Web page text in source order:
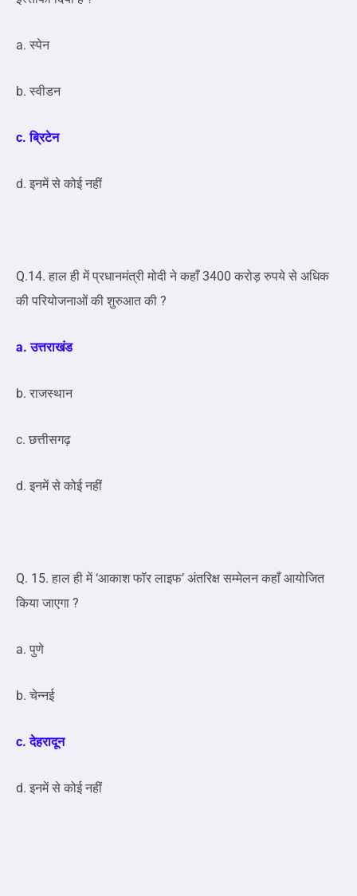
a. स्पेन
b. स्वीडन
c. ब्रिटेन
d. इनमें से कोई नहीं
Q.14. हाल ही में प्रधानमंत्री मोदी ने कहाँ 3400 करोड़ रुपये से अधिक
की परियोजनाओं की शुरुआत की ?
a. उत्तराखंड
b. राजस्थान
c. छत्तीसगढ़
d. इनमें से कोई नहीं
Q. 15. हाल ही में ‘आकाश फॉर लाइफ’ अंतरिक्ष सम्मेलन कहाँ आयोजित
किया जाएगा ?
a. पुणे
b. चेन्नई
c. देहरादून
d. इनमें से कोई नहीं